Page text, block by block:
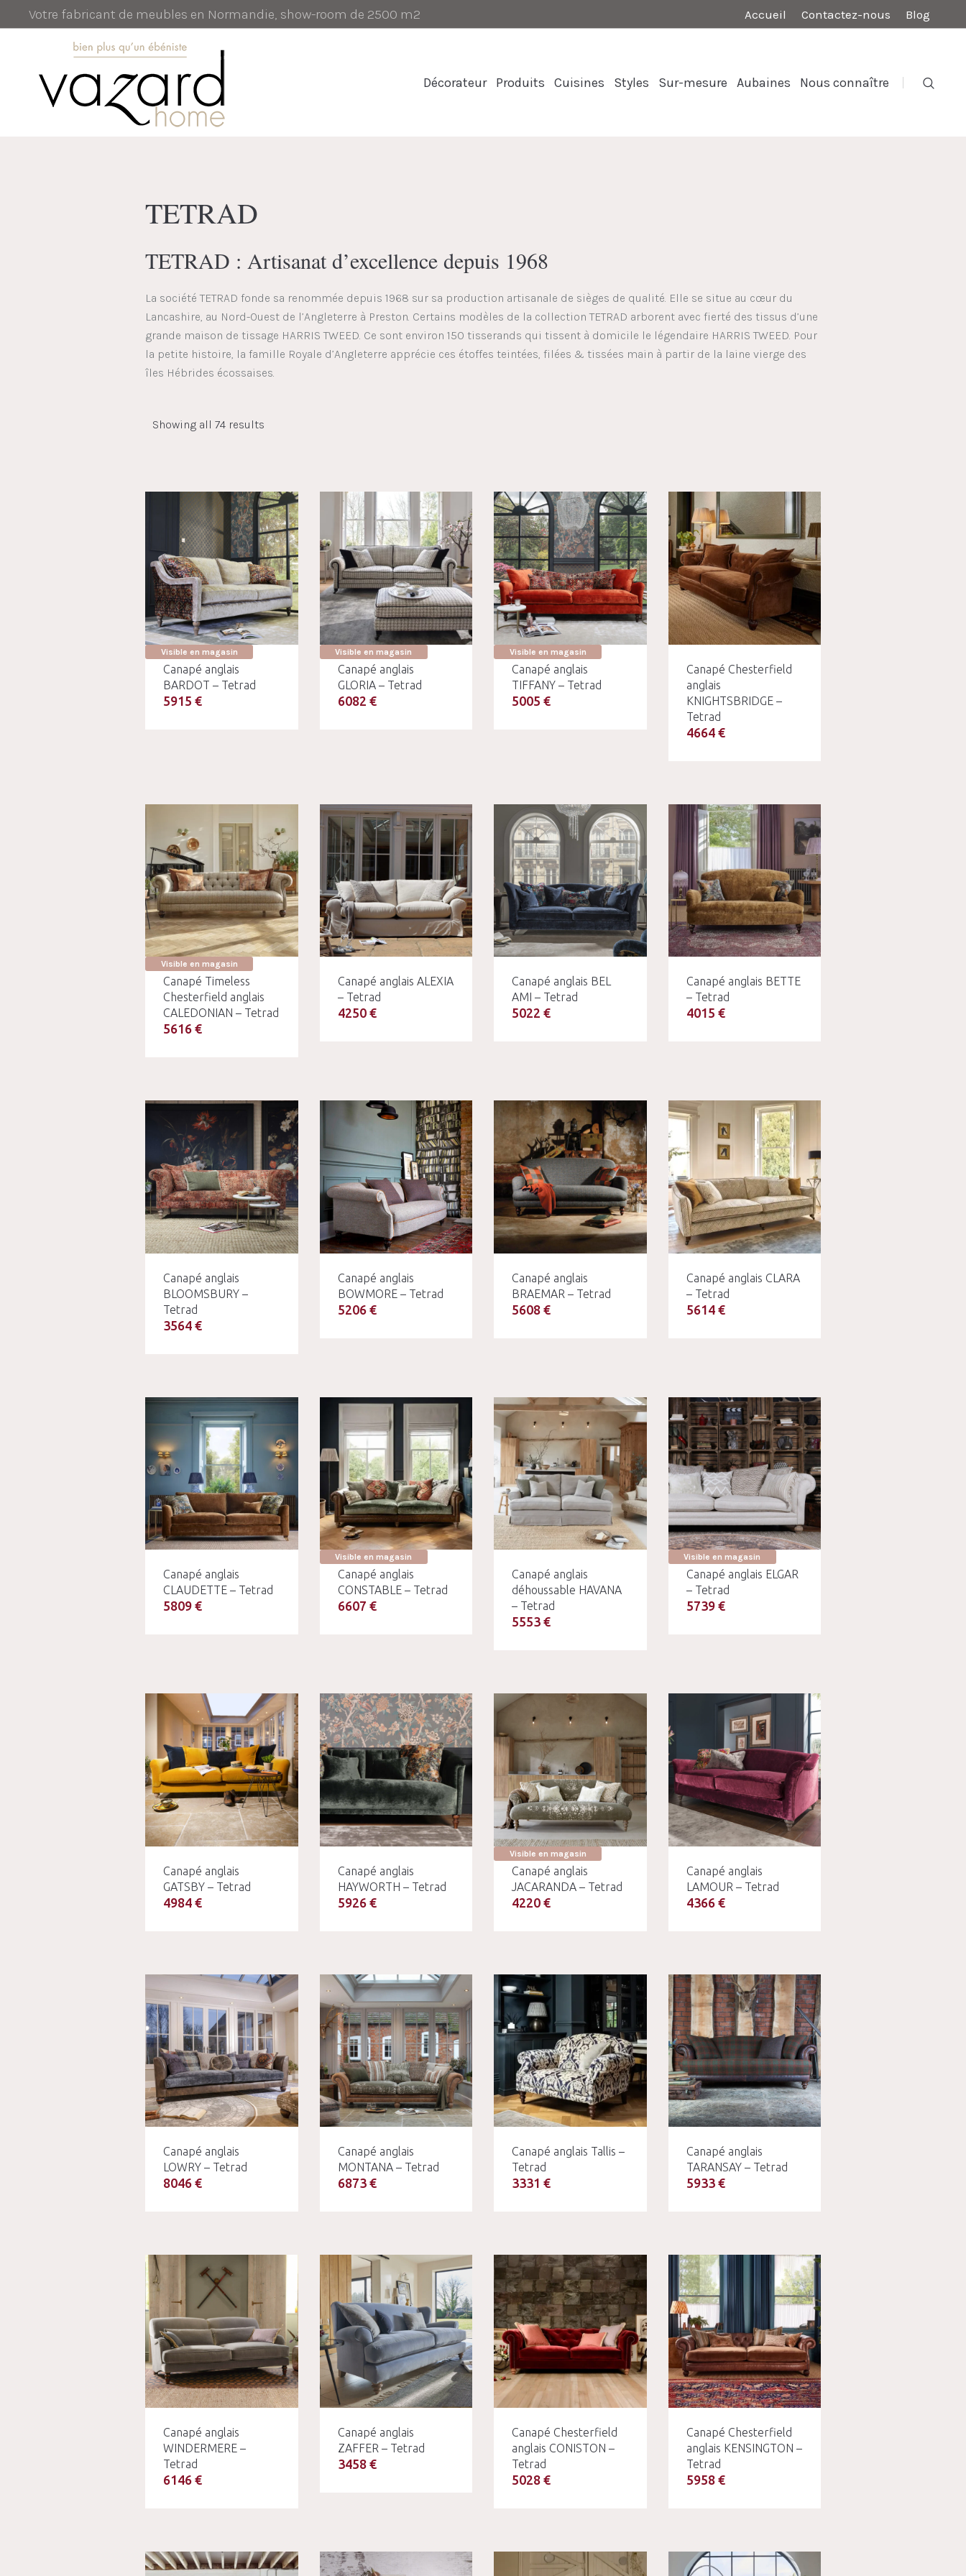
Accueil Contactez-nous Blog
Votre fabricant de meubles en Normandie, show-room de 2500 m2
Décorateur Produits Cuisines Styles Sur-mesure Aubaines Nous connaître
TETRAD
TETRAD : Artisanat d’excellence depuis 1968
La société TETRAD fonde sa renommée depuis 1968 sur sa production artisanale de sièges de qualité. Elle se situe au cœur du
Lancashire, au Nord-Ouest de l’Angleterre à Preston. Certains modèles de la collection TETRAD arborent avec fierté des tissus d’une
grande maison de tissage HARRIS TWEED. Ce sont environ 150 tisserands qui tissent à domicile le légendaire HARRIS TWEED. Pour
la petite histoire, la famille Royale d’Angleterre apprécie ces étoffes teintées, filées & tissées main à partir de la laine vierge des
îles Hébrides écossaises.
Showing all 74 results
Visible en magasin
Canapé anglais
BARDOT – Tetrad
5915 €
Visible en magasin
Canapé anglais
GLORIA – Tetrad
6082 €
Visible en magasin
Canapé anglais
TIFFANY – Tetrad
5005 €
Canapé Chesterfield
anglais
KNIGHTSBRIDGE –
Tetrad
4664 €
Visible en magasin
Canapé Timeless
Chesterfield anglais
CALEDONIAN – Tetrad
5616 €
Canapé anglais ALEXIA
– Tetrad
4250 €
Canapé anglais BEL
AMI – Tetrad
5022 €
Canapé anglais BETTE
– Tetrad
4015 €
Canapé anglais
BLOOMSBURY –
Tetrad
3564 €
Canapé anglais
BOWMORE – Tetrad
5206 €
Canapé anglais
BRAEMAR – Tetrad
5608 €
Canapé anglais CLARA
– Tetrad
5614 €
Canapé anglais
CLAUDETTE – Tetrad
5809 €
Visible en magasin
Canapé anglais
CONSTABLE – Tetrad
6607 €
Canapé anglais
déhoussable HAVANA
– Tetrad
5553 €
Visible en magasin
Canapé anglais ELGAR
– Tetrad
5739 €
Canapé anglais
GATSBY – Tetrad
4984 €
Canapé anglais
HAYWORTH – Tetrad
5926 €
Visible en magasin
Canapé anglais
JACARANDA – Tetrad
4220 €
Canapé anglais
LAMOUR – Tetrad
4366 €
Canapé anglais
LOWRY – Tetrad
8046 €
Canapé anglais
MONTANA – Tetrad
6873 €
Canapé anglais Tallis –
Tetrad
3331 €
Canapé anglais
TARANSAY – Tetrad
5933 €
Canapé anglais
WINDERMERE –
Tetrad
6146 €
Canapé anglais
ZAFFER – Tetrad
3458 €
Canapé Chesterfield
anglais CONISTON –
Tetrad
5028 €
Canapé Chesterfield
anglais KENSINGTON –
Tetrad
5958 €